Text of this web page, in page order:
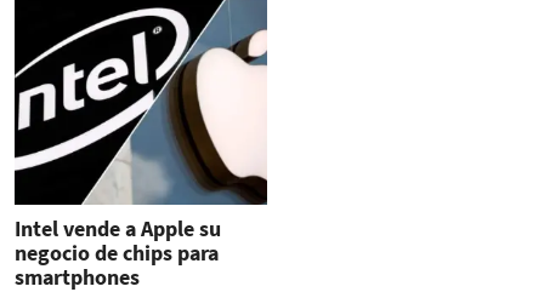
Intel vende a Apple su
negocio de chips para
smartphones